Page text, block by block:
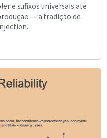
e sufixos universais até
— a tradição de